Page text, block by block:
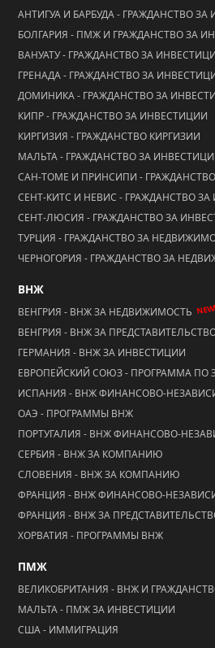
АНТИГУА И БАРБУДА - ГРАЖДАНСТВО
БОЛГАРИЯ - ПМЖ И ГРАЖДАНСТВО ЗА
ВАНУАТУ - ГРАЖДАНСТВО ЗА
ГРЕНАДА - ГРАЖДАНСТВО ЗА
ДОМИНИКА - ГРАЖДАНСТВО ЗА
КИПР - ГРАЖДАНСТВО ЗА ИНВЕСТИЦИИ
КИРГИЗИЯ - ГРАЖДАНСТВО КИРГИЗИИ
МАЛЬТА - ГРАЖДАНСТВО ЗА
САН-ТОМЕ И ПРИНСИПИ -
СЕНТ-КИТС И НЕВИС - ГРАЖДАНСТВО
СЕНТ-ЛЮСИЯ - ГРАЖДАНСТВО ЗА
ТУРЦИЯ - ГРАЖДАНСТВО ЗА
ЧЕРНОГОРИЯ - ГРАЖДАНСТВО ЗА
ВНЖ
ВЕНГРИЯ - ВНЖ ЗА НЕДВИЖИМОСТЬ NEW!
ВЕНГРИЯ - ВНЖ ЗА
ГЕРМАНИЯ - ВНЖ ЗА ИНВЕСТИЦИИ
ЕВРОПЕЙСКИЙ СОЮЗ - ПРОГРАММА ПО
ИСПАНИЯ - ВНЖ ФИНАНСОВО-
ОАЭ - ПРОГРАММЫ ВНЖ
ПОРТУГАЛИЯ - ВНЖ ФИНАНСОВО-
СЕРБИЯ - ВНЖ ЗА КОМПАНИЮ
СЛОВЕНИЯ - ВНЖ ЗА КОМПАНИЮ
ФРАНЦИЯ - ВНЖ ФИНАНСОВО-
ФРАНЦИЯ - ВНЖ ЗА
ХОРВАТИЯ - ПРОГРАММЫ ВНЖ
ПМЖ
ВЕЛИКОБРИТАНИЯ - ВНЖ И
МАЛЬТА - ПМЖ ЗА ИНВЕСТИЦИИ
США - ИММИГРАЦИЯ